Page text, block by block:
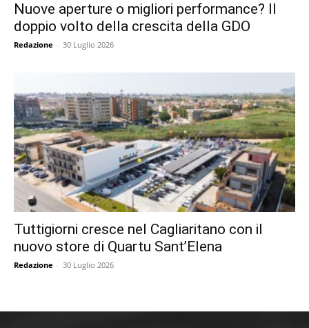
Nuove aperture o migliori performance? Il
doppio volto della crescita della GDO
Redazione - 30 Luglio 2026
Tuttigiorni cresce nel Cagliaritano con il
nuovo store di Quartu Sant’Elena
Redazione - 30 Luglio 2026